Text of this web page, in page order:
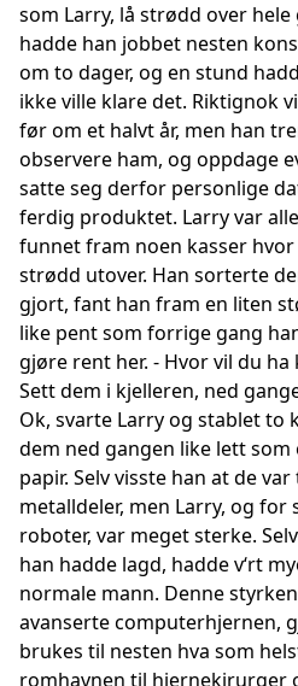
som Larry, lå strødd over
hadde han jobbet nesten
om to dager, og en stund
ikke ville klare det. Riktignok
før om et halvt år, men han
observere ham, og oppdage
satte seg derfor personlige
ferdig produktet. Larry var
funnet fram noen kasser
strødd utover. Han sorterte
gjort, fant han fram en liten
like pent som forrige gang
gjøre rent her. - Hvor vil du ha
Sett dem i kjelleren, ned
Ok, svarte Larry og stablet to
dem ned gangen like lett
papir. Selv visste han at de
metalldeler, men Larry, og for
roboter, var meget sterke.
han hadde lagd, hadde v‘rt
normale mann. Denne
avanserte computerhjernen,
brukes til nesten hva som
romhavnen til hjernekirurger